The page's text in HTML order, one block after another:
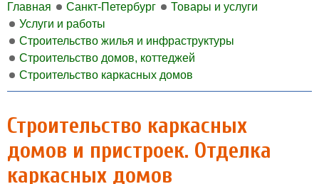
Главная Санкт-Петербург
Товары и услуги
Услуги и работы
Строительство жилья и инфраструктуры
Строительство домов, коттеджей
Строительство каркасных домов
Строительство каркасных
домов и пристроек. Отделка
каркасных домов